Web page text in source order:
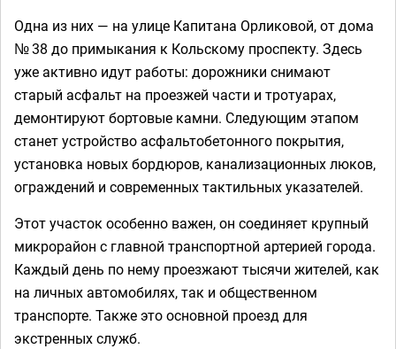
Одна из них — на улице Капитана Орликовой, от дома
№ 38 до примыкания к Кольскому проспекту. Здесь
уже активно идут работы: дорожники снимают
старый асфальт на проезжей части и тротуарах,
демонтируют бортовые камни. Следующим этапом
станет устройство асфальтобетонного покрытия,
установка новых бордюров, канализационных люков,
ограждений и современных тактильных указателей.
Этот участок особенно важен, он соединяет крупный
микрорайон с главной транспортной артерией города.
Каждый день по нему проезжают тысячи жителей, как
на личных автомобилях, так и общественном
транспорте. Также это основной проезд для
экстренных служб.